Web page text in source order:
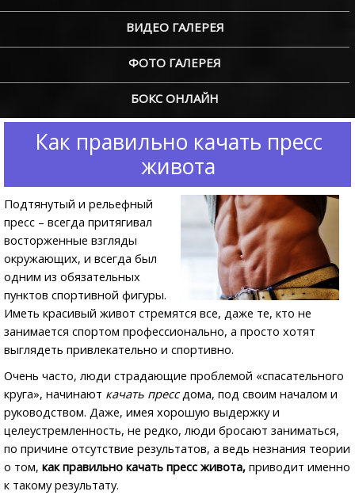
ВИДЕО ГАЛЕРЕЯ
ФОТО ГАЛЕРЕЯ
БОКС ОНЛАЙН
Как правильно качать пресс
живота
Подтянутый и рельефный
пресс – всегда притягивал
восторженные взгляды
окружающих, и всегда был
одним из обязательных
пунктов спортивной фигуры.
Иметь красивый живот стремятся все, даже те, кто не
занимается спортом профессионально, а просто хотят
выглядеть привлекательно и спортивно.
Очень часто, люди страдающие проблемой «спасательного
круга», начинают качать прессдома, под своим началом и
руководством. Даже, имея хорошую выдержку и
целеустремленность, не редко, люди бросают заниматься,
по причине отсутствие результатов, а ведь незнания теории
о том, как правильно качать пресс живота, приводит именно
к такому результату.